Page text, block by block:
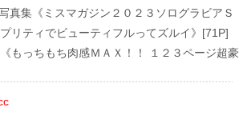
真集《ミスマガジン２０２３ソログラビアＳ
リティでビューティフルってズルイ》[71P]
もっちもち肉感ＭＡＸ！！ １２３ページ超豪